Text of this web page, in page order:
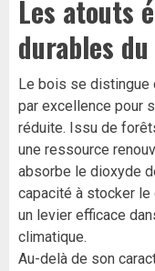
Les atouts
durables
Le bois se distingue
par excellence pour
réduite. Issu de
une ressource
absorbe le dioxyde
capacité à stocker
un levier efficace
climatique.
Au-delà de son